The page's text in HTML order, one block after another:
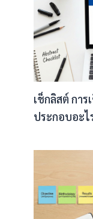
เช็กลิสต์ กา
ประกอบอะไ